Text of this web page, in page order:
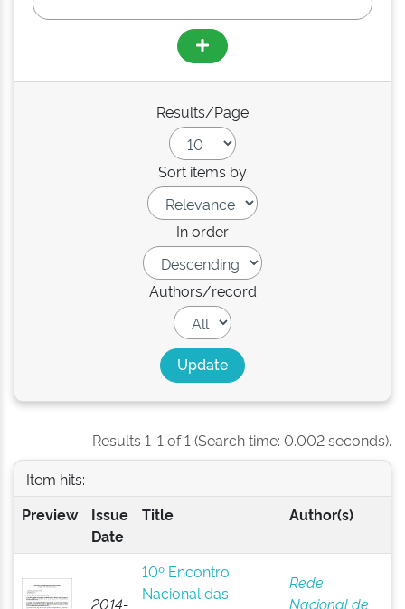
Results/Page
Sort items by
In order
Authors/record
Results 1-1 of 1 (Search time: 0.002 seconds).
Item hits:
Preview
Issue
Date
Title Author(s)
2014-
10º Encontro
Nacional das
Rede
Nacional de